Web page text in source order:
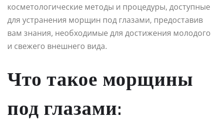
косметологические методы и процедуры, доступные
для устранения морщин под глазами, предоставив
вам знания, необходимые для достижения молодого
и свежего внешнего вида.
Что такое морщины
под глазами: